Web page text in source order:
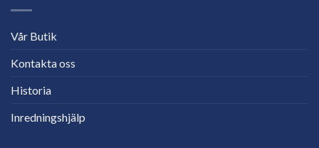
Vår Butik
Kontakta oss
Historia
Inredningshjälp